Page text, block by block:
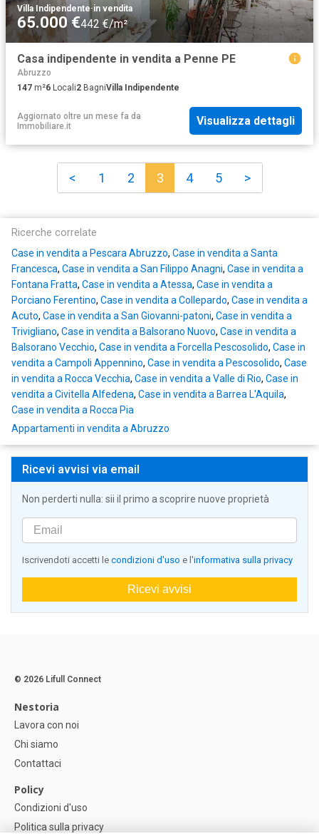
Villa Indipendente·in vendita
65.000 €442 €/m²
Casa indipendente in vendita a Penne PE
Abruzzo
147 m²6 Locali2 BagniVilla Indipendente
Aggiornato oltre un mese fa da
Immobiliare.it
Visualizza dettagli
< 1 2 3 4 5 >
Ricerche correlate
Case in vendita a Pescara Abruzzo, Case in vendita a Santa
Francesca, Case in vendita a San Filippo Anagni, Case in vendita a
Fontana Fratta, Case in vendita a Atessa, Case in vendita a
Porciano Ferentino, Case in vendita a Collepardo, Case in vendita a
Acuto, Case in vendita a San Giovanni-patoni, Case in vendita a
Trivigliano, Case in vendita a Balsorano Nuovo, Case in vendita a
Balsorano Vecchio, Case in vendita a Forcella Pescosolido, Case in
vendita a Campoli Appennino, Case in vendita a Pescosolido, Case
in vendita a Rocca Vecchia, Case in vendita a Valle di Rio, Case in
vendita a Civitella Alfedena, Case in vendita a Barrea L'Aquila,
Case in vendita a Rocca Pia
Appartamenti in vendita a Abruzzo
Ricevi avvisi via email
Non perderti nulla: sii il primo a scoprire nuove proprietà
Iscrivendoti accetti le condizioni d'uso e l'informativa sulla privacy
Ricevi avvisi
© 2026 Lifull Connect
Nestoria
Lavora con noi
Chi siamo
Contattaci
Policy
Condizioni d'uso
Politica sulla privacy